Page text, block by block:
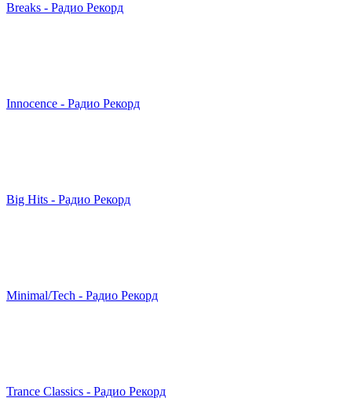
Breaks - Радио Рекорд
Innocence - Радио Рекорд
Big Hits - Радио Рекорд
Minimal/Tech - Радио Рекорд
Trance Classics - Радио Рекорд